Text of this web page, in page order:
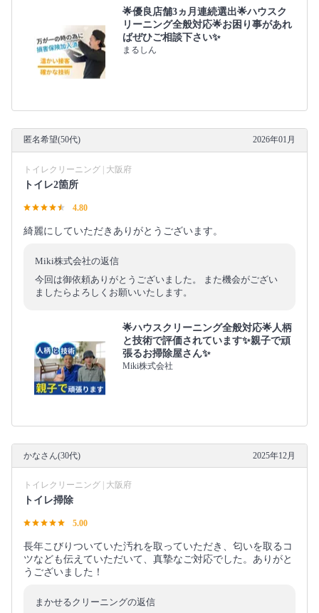
🌟優良店舗3ヵ月連続選出🌟ハウスク
リーニング全般対応🌟お困り事があれ
ばぜひご相談下さい✨
まるしん
匿名希望(50代) 2026年01月
トイレクリーニング | 大阪府
トイレ2箇所
4.80
綺麗にしていただきありがとうございます。
Miki株式会社の返信
今回は御依頼ありがとうございました。 また機会がござい
ましたらよろしくお願いいたします。
🌟ハウスクリーニング全般対応🌟人柄
と技術で評価されています✨親子で頑
張るお掃除屋さん✨
Miki株式会社
かなさん(30代) 2025年12月
トイレクリーニング | 大阪府
トイレ掃除
5.00
長年こびりついていた汚れを取っていただき、匂いを取るコ
ツなども伝えていただいて、真摯なご対応でした。ありがと
うございました！
まかせるクリーニングの返信